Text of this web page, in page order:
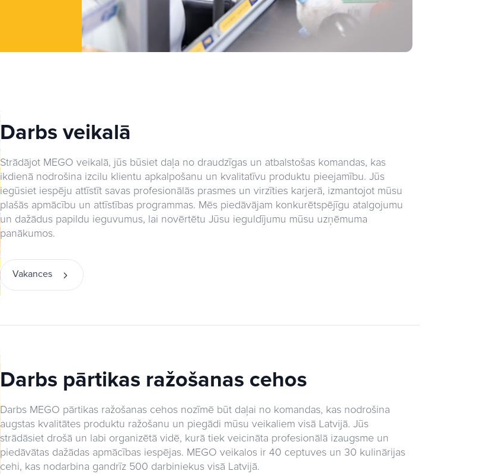
Darbs veikalā
Strādājot MEGO veikalā, jūs būsiet daļa no draudzīgas un atbalstošas komandas, kas
ikdienā nodrošina izcilu klientu apkalpošanu un kvalitatīvu produktu pieejamību. Jūs
iegūsiet iespēju attīstīt savas profesionālās prasmes un virzīties karjerā, izmantojot mūsu
plašās apmācību un attīstības programmas. Mēs piedāvājam konkurētspējīgu atalgojumu
un dažādus papildu ieguvumus, lai novērtētu Jūsu ieguldījumu mūsu uzņēmuma
panākumos.
Vakances
Darbs pārtikas ražošanas cehos
Darbs MEGO pārtikas ražošanas cehos nozīmē būt daļai no komandas, kas nodrošina
augstas kvalitātes produktu ražošanu un piegādi mūsu veikaliem visā Latvijā. Jūs
strādāsiet drošā un labi organizētā vidē, kurā tiek veicināta profesionālā izaugsme un
piedāvātas dažādas apmācības iespējas. MEGO veikalos ir 40 ceptuves un 30 kulinārijas
cehi, kas nodarbina gandrīz 500 darbiniekus visā Latvijā.